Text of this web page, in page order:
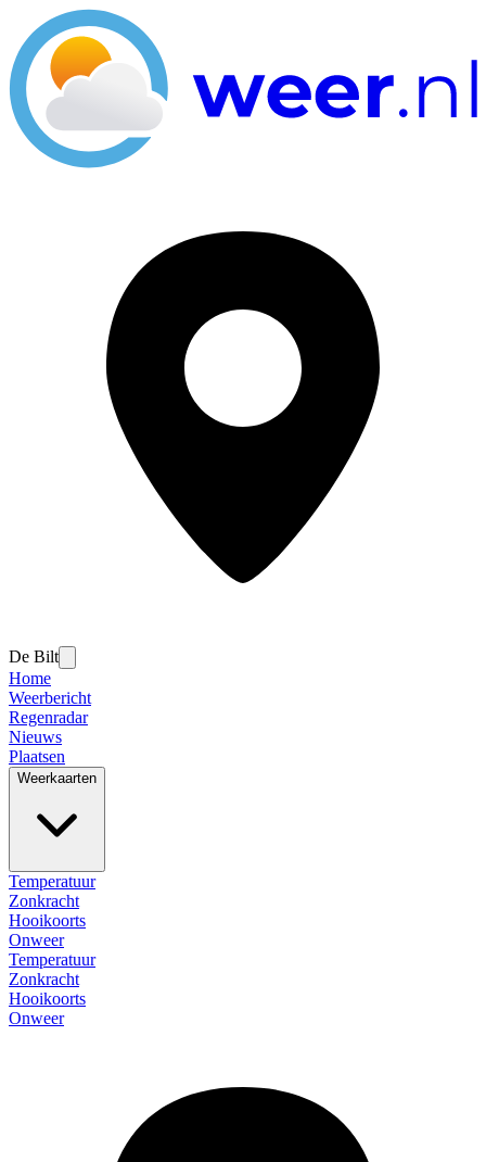
De Bilt
Home
Weerbericht
Regenradar
Nieuws
Plaatsen
Weerkaarten
Temperatuur
Zonkracht
Hooikoorts
Onweer
Temperatuur
Zonkracht
Hooikoorts
Onweer